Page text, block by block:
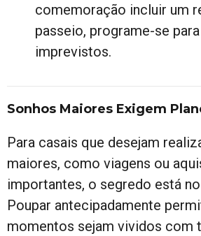
comemoração incluir um
passeio, programe-se
imprevistos.
Sonhos Maiores Exigem
Para casais que desejam
maiores, como viagens ou
importantes, o segredo está
Poupar antecipadamente
momentos sejam vividos com